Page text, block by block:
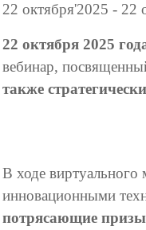
22 октября'2025 - 22
22 октября 2025
вебинар,
также
В ходе
инновационными
потрясающие